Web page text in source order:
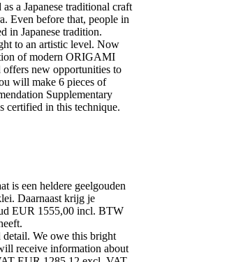
a Japanese traditional craft
Even before that, people in
in Japanese tradition.
to an artistic level. Now
of modern ORIGAMI
new opportunities to
will make 6 pieces of
Supplementary
certified in this technique.
is een heldere geelgouden
Daarnaast krijg je
EUR 1555,00 incl. BTW
We owe this bright
receive information about